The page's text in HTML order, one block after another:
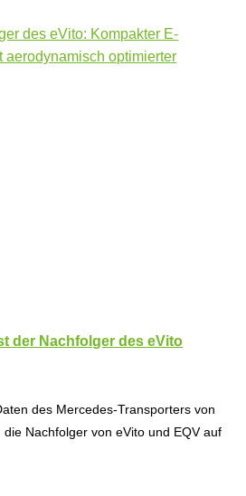
der Nachfolger des eVito
des Mercedes-Transporters von
Nachfolger von eVito und EQV auf